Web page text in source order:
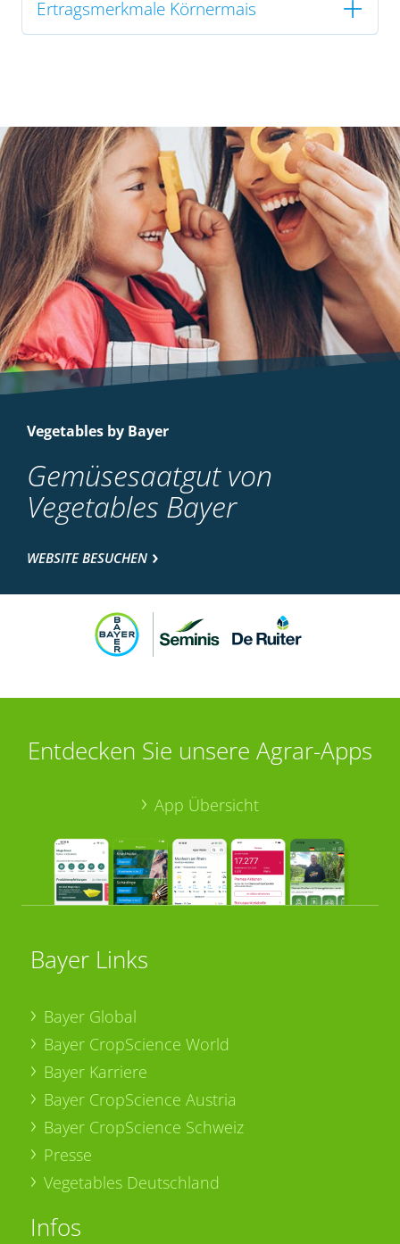
Ertragsmerkmale Körnermais
Vegetables by Bayer
Gemüsesaatgut von
Vegetables Bayer
WEBSITE BESUCHEN
Entdecken Sie unsere Agrar-Apps
App Übersicht
Bayer Links
Bayer Global
Bayer CropScience World
Bayer Karriere
Bayer CropScience Austria
Bayer CropScience Schweiz
Presse
Vegetables Deutschland
Infos